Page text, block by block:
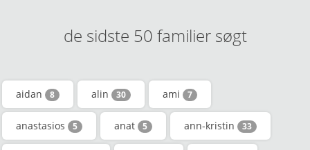
de sidste 50 familier søgt
aidan 8 alin 30 ami 7
anastasios 5 anat 5 ann-kristin 33